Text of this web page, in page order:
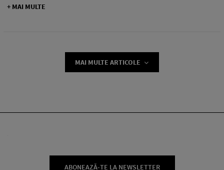
+ MAI MULTE
MAI MULTE ARTICOLE
ABONEAZĂ-TE LA NEWSLETTER